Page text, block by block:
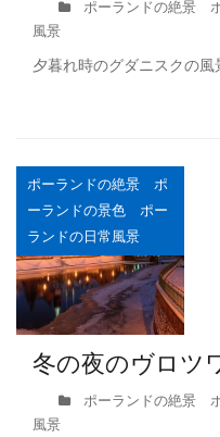
ポーランドの絶景
風景
夕暮れ時のグダニスクの風
ポーランドの絶景 ポ
ーランドの景色 ポー
ランドの日常風景
冬の夜のヴロツ
ポーランドの絶景
風景